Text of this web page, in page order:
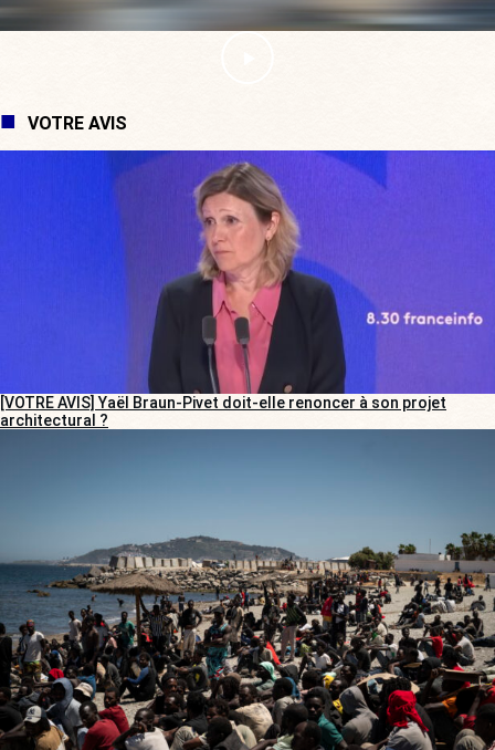
VOTRE AVIS
[VOTRE AVIS] Yaël Braun-Pivet doit-elle renoncer à son projet
architectural ?